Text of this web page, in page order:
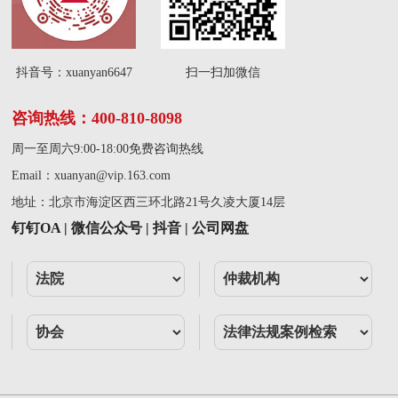
抖音号：xuanyan6647 扫一扫加微信
咨询热线：400-810-8098
周一至周六9:00-18:00免费咨询热线
Email：xuanyan@vip.163.com
地址：北京市海淀区西三环北路21号久凌大厦14层
钉钉OA | 微信公众号 | 抖音 | 公司网盘